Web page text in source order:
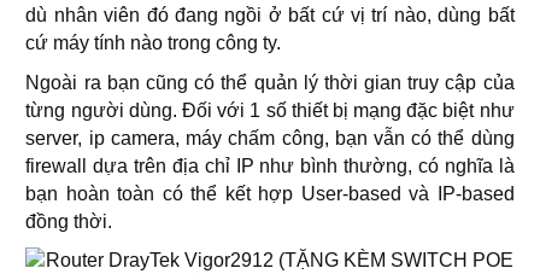
dù nhân viên đó đang ngồi ở bất cứ vị trí nào, dùng bất
cứ máy tính nào trong công ty.
Ngoài ra bạn cũng có thể quản lý thời gian truy cập của
từng người dùng. Đối với 1 số thiết bị mạng đặc biệt như
server, ip camera, máy chấm công, bạn vẫn có thể dùng
firewall dựa trên địa chỉ IP như bình thường, có nghĩa là
bạn hoàn toàn có thể kết hợp User-based và IP-based
đồng thời.